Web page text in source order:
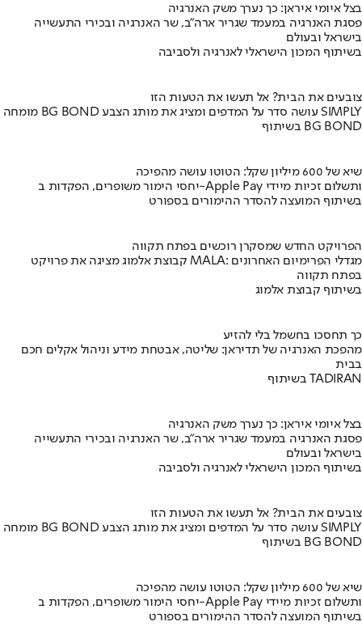
בצל איומי איראן: כך נערך משק האנרגיה
פסגת האנרגיה במעמד שגריר ארה"ב, שר האנרגיה ובכירי התעשייה
בישראל ובעולם
בשיתוף המכון הישראלי לאנרגיה ולסביבה
צובעים את הבית? אל תעשו את הטעות הזו
מומחה BG BOND עושה סדר על המדפים ומציג את מותג הצבע SIMPLY
בשיתוף BG BOND
שיא של 600 מיליון שקל: הטוטו עושה מהפיכה
יחסי הימור משופרים, הפקדות ב-Apple Pay ותשלום זכיות מיידי
בשיתוף המועצה להסדר ההימורים בספורט
הפרויקט החדש שמסקרן רוכשים בפתח תקווה
קבוצת אלמוג מציגה את פרויקט MALA: מגדלי הפרימיום האחרונים
בפתח תקווה
בשיתוף קבוצת אלמוג
כך תחסכו בחשמל בלי להזיע
מהפכת האנרגיה של תדיראן: שליטה, אבטחת מידע וניהול אקלים חכם
בבית
בשיתוף TADIRAN
בצל איומי איראן: כך נערך משק האנרגיה
פסגת האנרגיה במעמד שגריר ארה"ב, שר האנרגיה ובכירי התעשייה
בישראל ובעולם
בשיתוף המכון הישראלי לאנרגיה ולסביבה
צובעים את הבית? אל תעשו את הטעות הזו
מומחה BG BOND עושה סדר על המדפים ומציג את מותג הצבע SIMPLY
בשיתוף BG BOND
שיא של 600 מיליון שקל: הטוטו עושה מהפיכה
יחסי הימור משופרים, הפקדות ב-Apple Pay ותשלום זכיות מיידי
בשיתוף המועצה להסדר ההימורים בספורט